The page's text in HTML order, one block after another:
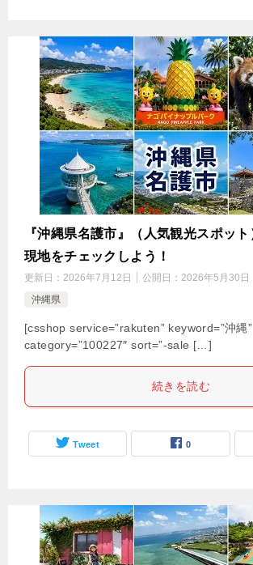
『沖縄県名護市』（人気観光スポッ
現地をチェックしよう！
更新日： 2026年7月12日 公開日： 2026年5月30日
沖縄県
[csshop service=”rakuten” keyword=”沖縄”
category=”100227″ sort=”-sale […]
続きを読む
Tweet 0